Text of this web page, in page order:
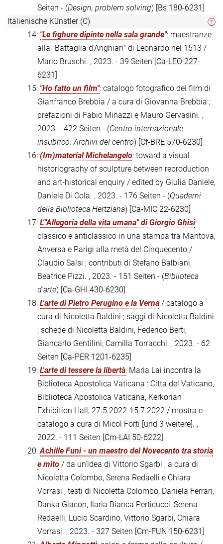
Seiten - (Design, problem solving) [Bs 180-6231]
Italienische Künstler (C)
14: "Le fighure dipinte nella sala grande": maestranze
alla "Battaglia d'Anghiari" di Leonardo nel 1513 /
Mario Bruschi. , 2023. - 39 Seiten [Ca-LEO 227-
6231]
15: "Ho fatto un film": catalogo fotografico dei film di
Gianfranco Brebbia / a cura di Giovanna Brebbia ;
prefazioni di Fabio Minazzi e Mauro Gervasini. ,
2023. - 422 Seiten - (Centro internazionale
insubrico. Archivi del centro) [Cf-BRE 570-6230]
16: (Im)material Michelangelo: toward a visual
historiography of sculpture between reproduction
and art-historical enquiry / edited by Giulia Daniele,
Daniele Di Cola. , 2023. - 176 Seiten - (Quaderni
della Biblioteca Hertziana) [Ca-MIC 22-6230]
17: L'"Allegoria della vita umana" di Giorgio Ghisi:
classico e anticlassico in una stampa tra Mantova,
Anversa e Parigi alla metà del Cinquecento /
Claudio Salsi ; contributi di Stefano Balbiani,
Beatrice Pizzi. , 2023. - 151 Seiten - (Biblioteca
d'arte) [Ca-GHI 430-6230]
18: L'arte di Pietro Perugino e la Verna / catalogo a
cura di Nicoletta Baldini ; saggi di Nicoletta Baldini
; schede di Nicoletta Baldini, Federico Berti,
Giancarlo Gentilini, Camilla Torracchi. , 2023. - 62
Seiten [Ca-PER 1201-6235]
19: L'arte di tessere la libertà: Maria Lai incontra la
Biblioteca Apostolica Vaticana : Citta del Vaticano,
Biblioteca Apostolica Vaticana, Kerkorian
Exhibition Hall, 27.5.2022-15.7.2022 / mostra e
catalogo a cura di Micol Forti [und 3 weitere]. ,
2022. - 111 Seiten [Cm-LAI 50-6222]
20:Achille Funi - un maestro del Novecento tra storia
e mito / da un'idea di Vittorio Sgarbi ; a cura di
Nicoletta Colombo, Serena Redaelli e Chiara
Vorrasi ; testi di Nicoletta Colombo, Daniela Ferrari,
Danka Giacon, Ilaria Bianca Perticucci, Serena
Redaelli, Lucio Scardino, Vittorio Sgarbi, Chiara
Vorrasi. , 2023. - 327 Seiten [Cm-FUN 150-6231]